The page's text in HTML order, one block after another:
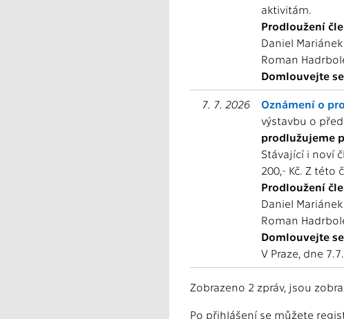
aktivitám.
Prodloužení
Daniel
Roman
Domlouvejte
7. 7. 2026 Oznámení o
výstavbu o
prodlužujeme
Stávající i noví
200,- Kč. Z této
Prodloužení
Daniel
Roman
Domlouvejte
V Praze, dne
Zobrazeno 2 zpráv, jsou
Po přihlášení se můžete